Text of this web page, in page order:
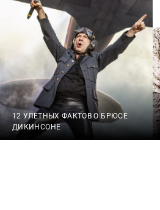
12 УЛЕТНЫХ ФАКТОВ О БРЮСЕ
ДИКИНСОНЕ